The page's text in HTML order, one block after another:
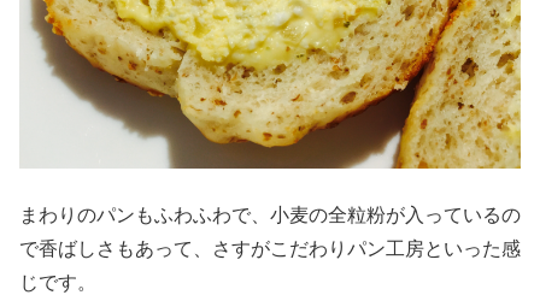
まわりのパンもふわふわで、小麦の全粒粉が入っているの
で香ばしさもあって、さすがこだわりパン工房といった感
じです。